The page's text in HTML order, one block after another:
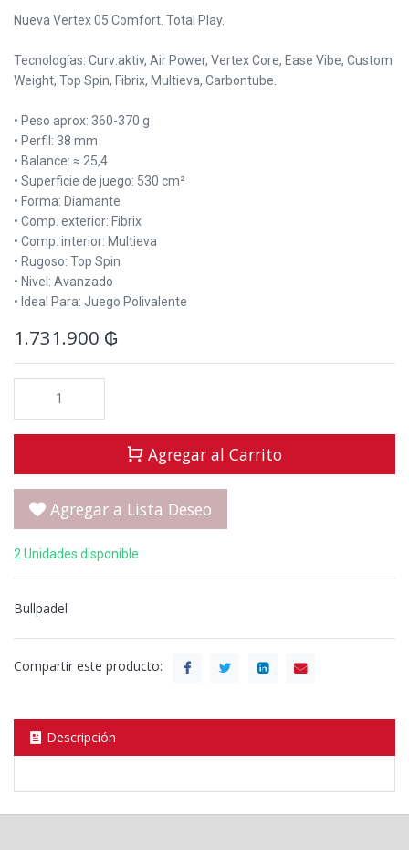
Nueva Vertex 05 Comfort. Total Play.
Tecnologías: Curv:aktiv, Air Power, Vertex Core, Ease Vibe, Custom
Weight, Top Spin, Fibrix, Multieva, Carbontube.
• Peso aprox: 360-370 g
• Perfil: 38 mm
• Balance: ≈ 25,4
• Superficie de juego: 530 cm²
• Forma: Diamante
• Comp. exterior: Fibrix
• Comp. interior: Multieva
• Rugoso: Top Spin
• Nivel: Avanzado
• Ideal Para: Juego Polivalente
1.731.900 ₲
Agregar al Carrito
Agregar a Lista Deseo
2 Unidades disponible
Bullpadel
Compartir este producto:
Descripción